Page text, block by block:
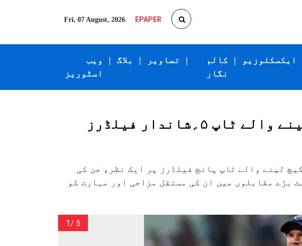
Fri, 07 August, 2026 EPAPER
ویب
اسٹوریز
| بلاگ | تصاویر |
کالم
نگار
| ایکسکلوزیو
سے زیادہ کیچ لینے والے ٹاپ پانچ فیلڈرز پر ایک نظر، جن کی
بڑے مقابلوں میں ان کی مستقل مزاجی اور مہارت کو
1/ 5